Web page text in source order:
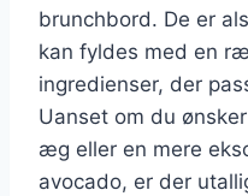
brunchbord. De er
kan fyldes med en
ingredienser, der
Uanset om du
æg eller en mere
avocado, er der